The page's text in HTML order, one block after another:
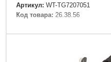
Артикул: WT-TG7207051
Код товара: 26.38.56
Подробнее...